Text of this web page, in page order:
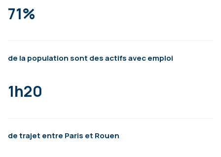
71%
de la population sont des actifs avec emploi
1h20
de trajet entre Paris et Rouen